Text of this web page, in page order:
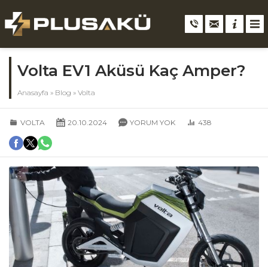
Volta EV1 Aküsü Kaç Amper?
Anasayfa » Blog » Volta
VOLTA 20.10.2024 YORUM YOK 438